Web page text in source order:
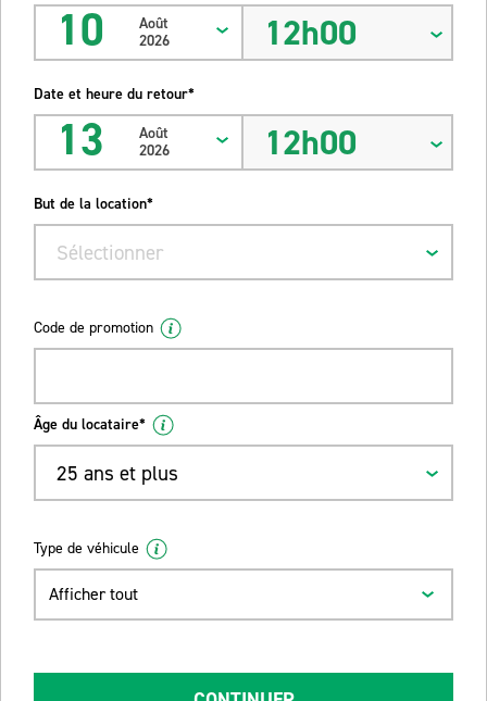
10
Août
2026
12h00
Date et heure du retour*
13
Août
2026
12h00
But de la location*
Sélectionner
Code de promotion
Âge du locataire*
25 ans et plus
Type de véhicule
Afficher tout